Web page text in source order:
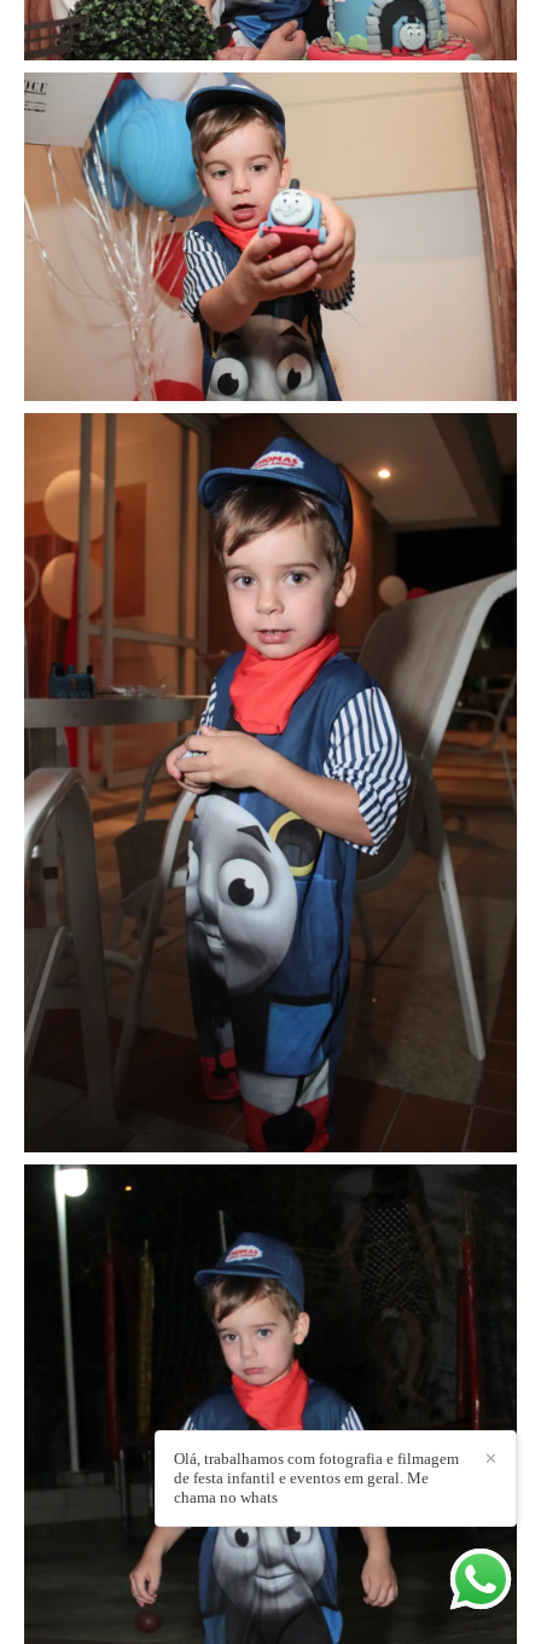
✕
Olá, trabalhamos com fotografia e filmagem
de festa infantil e eventos em geral. Me
chama no whats